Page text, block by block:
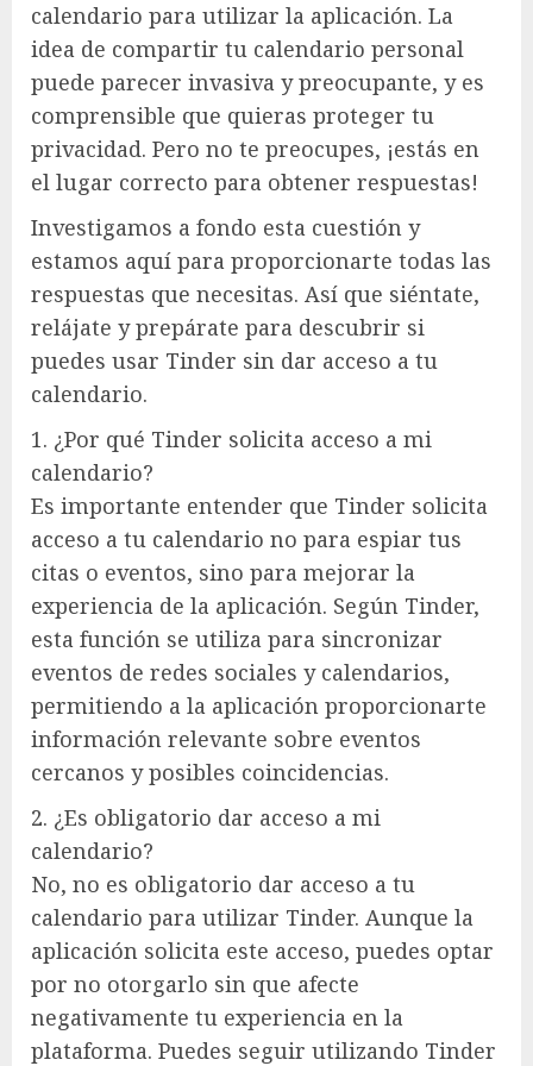
calendario para utilizar la aplicación. La
idea de compartir tu calendario personal
puede parecer invasiva y preocupante, y es
comprensible que quieras proteger tu
privacidad. Pero no te preocupes, ¡estás en
el lugar correcto para obtener respuestas!
Investigamos a fondo esta cuestión y
estamos aquí para proporcionarte todas las
respuestas que necesitas. Así que siéntate,
relájate y prepárate para descubrir si
puedes usar Tinder sin dar acceso a tu
calendario.
1. ¿Por qué Tinder solicita acceso a mi
calendario?
Es importante entender que Tinder solicita
acceso a tu calendario no para espiar tus
citas o eventos, sino para mejorar la
experiencia de la aplicación. Según Tinder,
esta función se utiliza para sincronizar
eventos de redes sociales y calendarios,
permitiendo a la aplicación proporcionarte
información relevante sobre eventos
cercanos y posibles coincidencias.
2. ¿Es obligatorio dar acceso a mi
calendario?
No, no es obligatorio dar acceso a tu
calendario para utilizar Tinder. Aunque la
aplicación solicita este acceso, puedes optar
por no otorgarlo sin que afecte
negativamente tu experiencia en la
plataforma. Puedes seguir utilizando Tinder